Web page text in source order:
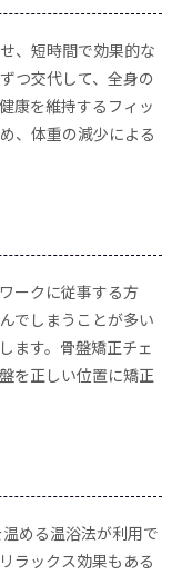
、短時間で効果的な
つ交代して、全身の
康を維持するフィッ
、体重の減少による
ークに従事する方
でしまうことが多い
ます。骨盤矯正チェ
を正しい位置に矯正
める温浴法が利用で
ラックス効果もある